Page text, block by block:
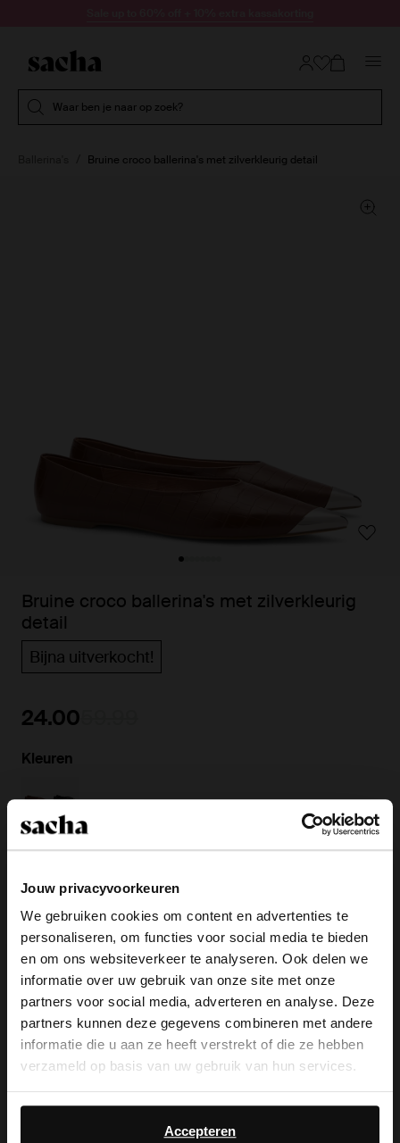
Jouw privacyvoorkeuren
We gebruiken cookies om content en advertenties te
personaliseren, om functies voor social media te bieden
en om ons websiteverkeer te analyseren. Ook delen we
informatie over uw gebruik van onze site met onze
partners voor social media, adverteren en analyse. Deze
partners kunnen deze gegevens combineren met andere
informatie die u aan ze heeft verstrekt of die ze hebben
verzameld op basis van uw gebruik van hun services.
Daarnaast werken wij samen met Google voor
advertentie- en meetdoeleinden. Meer informatie over
Accepteren
Waar ben je naar op zoek?
Bruine croco ballerina's met zilverkleurig detail
Bruine croco ballerina's met zilverkleurig
detail
Bijna uitverkocht!
24.00
Kleuren
Kies jouw maat
Snelle levering
Achteraf betalen
14 dagen bedenktijd
Product omschrijving
Deze bruine croco ballerina's van Sacha hebben een
puntige neus met zilverkleurig detail en een platte hak
van 1 cm. Bescherm de flats met de Pure Protect 300
×
View this website in English?
It looks like your language isn't Dutch. Would
you like to switch to English?
English
No, stay in Dutch